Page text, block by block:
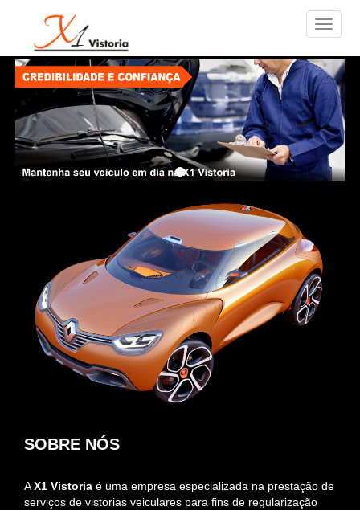
Previous Next
SOBRE NÓS
AX1 Vistoria é uma empresa especializada na prestação de
serviços de vistorias veiculares para fins de regularização